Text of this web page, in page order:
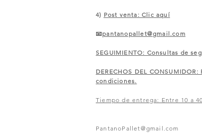
4) Post venta: Clic aquí
📧pantanopallet@gmail.com
SEGUIMIENTO: Consultas de
​DERECHOS DEL
condiciones.
Tiempo de entrega: Entre 10 a
PantanoPallet@gmail.com